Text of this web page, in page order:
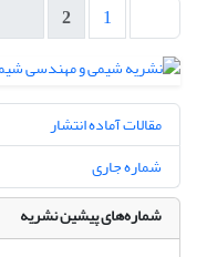
1
2
مقالات آماده انتشار
شماره جاری
شماره‌های پیشین نشریه